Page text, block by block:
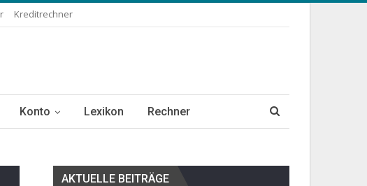
Kreditrechner
Konto Lexikon Rechner
AKTUELLE BEITRÄGE